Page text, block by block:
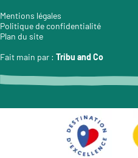
Mentions légales
Politique de confidentialité
Plan du site
Fait main par : Tribu and Co